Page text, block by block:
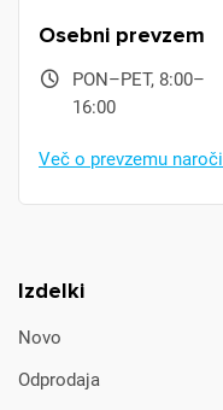
Izdelki
Novo
Odprodaja
Osebni prevzem
PON–PET, 8:00–
16:00
Več o prevzemu naročil